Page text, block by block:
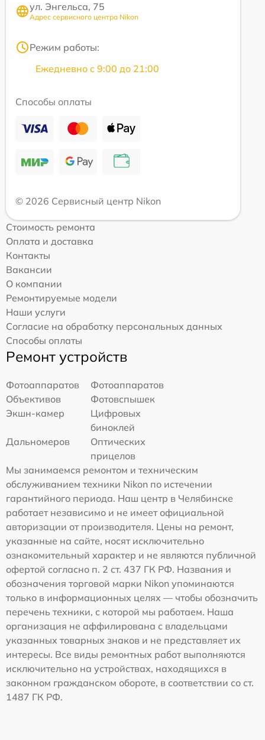
ул. Энгельса, 75
Адрес сервисного центра Nikon
Режим работы:
Ежедневно с 9:00 до 21:00
Способы оплаты
© 2026 Сервисный центр Nikon
Стоимость ремонта
Оплата и доставка
Контакты
Вакансии
О компании
Ремонтируемые модели
Наши услуги
Согласие на обработку персональных данных
Способы оплаты
Ремонт устройств
Фотоаппаратов
Фотоаппаратов
Объективов
Фотовспышек
Экшн-камер
Цифровых
биноклей
Дальномеров
Оптических
прицелов
Мы занимаемся ремонтом и техническим
обслуживанием техники Nikon по истечении
гарантийного периода. Наш центр в Челябинске
работает независимо и не имеет официальной
авторизации от производителя. Цены на ремонт,
указанные на сайте, носят исключительно
ознакомительный характер и не являются публичной
офертой согласно п. 2 ст. 437 ГК РФ. Названия и
обозначения торговой марки Nikon упоминаются
только в информационных целях — чтобы обозначить
перечень техники, с которой мы работаем. Наша
организация не аффилирована с владельцами
указанных товарных знаков и не представляет их
интересы. Все виды ремонтных работ выполняются
исключительно на устройствах, находящихся в
законном гражданском обороте, в соответствии со ст.
1487 ГК РФ.